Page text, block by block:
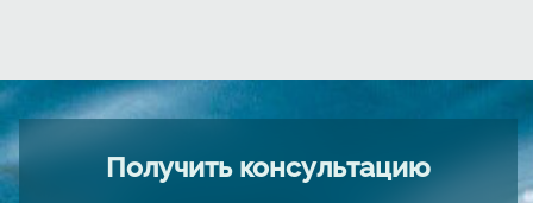
Получить консультацию